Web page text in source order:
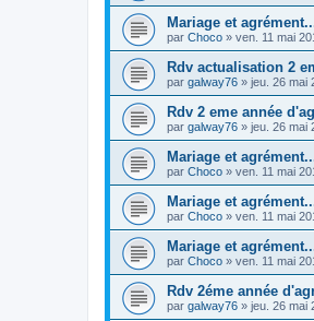
Mariage et
par Choco » ven. 11 mai
Rdv actualisation 2
par galway76 » jeu. 26 mai
Rdv 2 eme année
par galway76 » jeu. 26 mai
Mariage et
par Choco » ven. 11 mai
Mariage et
par Choco » ven. 11 mai
Mariage et
par Choco » ven. 11 mai
Rdv 2éme année
par galway76 » jeu. 26 mai